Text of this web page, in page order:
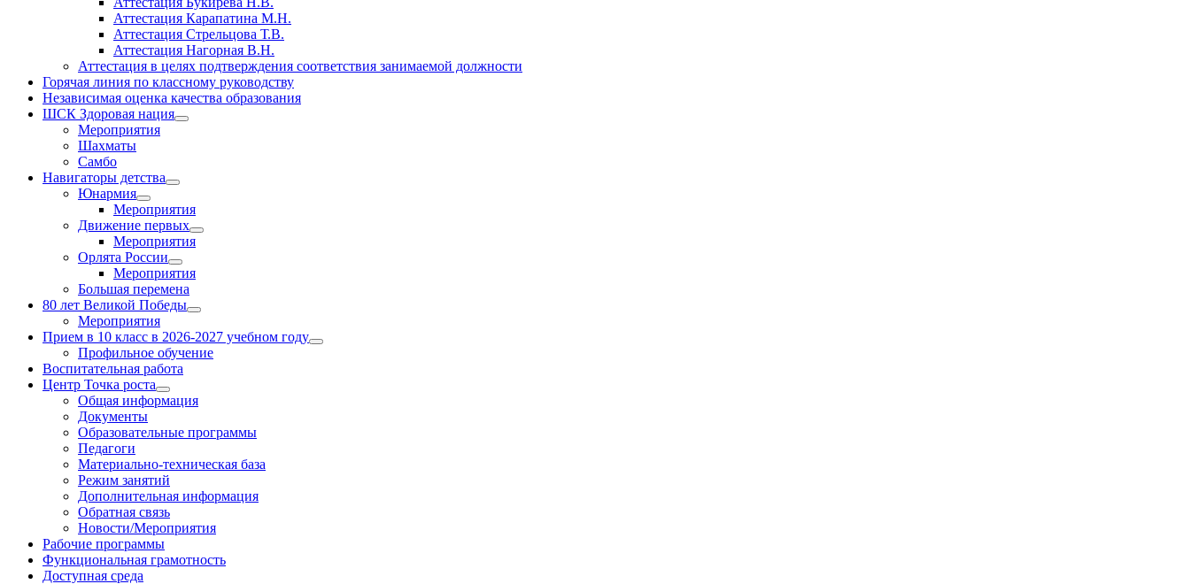
Аттестация Карапатина М.Н.
Аттестация Стрельцова Т.В.
Аттестация Нагорная В.Н.
Аттестация в целях подтверждения соответствия занимаемой должности
Горячая линия по классному руководству
Независимая оценка качества образования
ШСК Здоровая нация
Мероприятия
Шахматы
Самбо
Навигаторы детства
Юнармия
Мероприятия
Движение первых
Мероприятия
Орлята России
Мероприятия
Большая перемена
80 лет Великой Победы
Мероприятия
Прием в 10 класс в 2026-2027 учебном году
Профильное обучение
Воспитательная работа
Центр Точка роста
Общая информация
Документы
Образовательные программы
Педагоги
Материально-техническая база
Режим занятий
Дополнительная информация
Обратная связь
Новости/Мероприятия
Рабочие программы
Функциональная грамотность
Доступная среда